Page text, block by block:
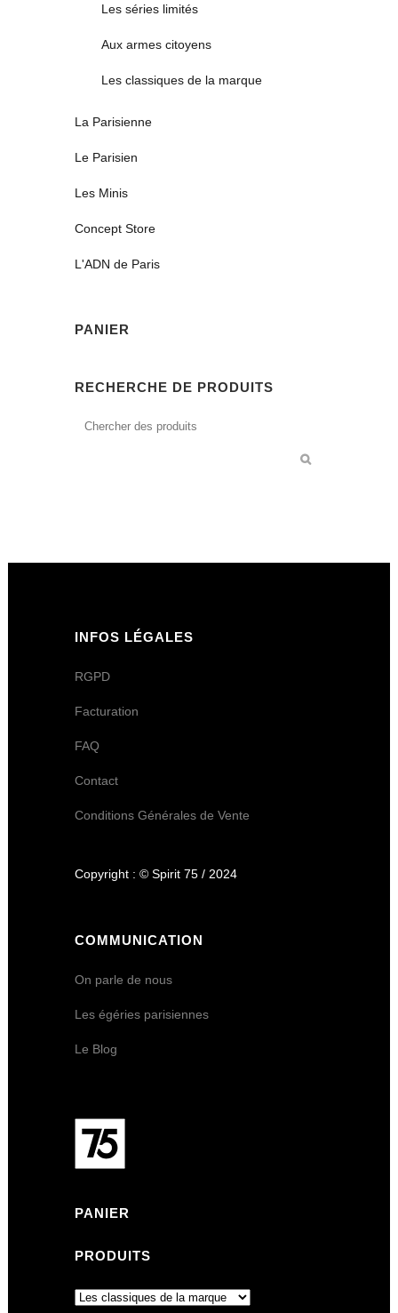
Les séries limités
Aux armes citoyens
Les classiques de la marque
La Parisienne
Le Parisien
Les Minis
Concept Store
L'ADN de Paris
PANIER
RECHERCHE DE PRODUITS
INFOS LÉGALES
RGPD
Facturation
FAQ
Contact
Conditions Générales de Vente
Copyright : © Spirit 75 / 2024
COMMUNICATION
On parle de nous
Les égéries parisiennes
Le Blog
PANIER
PRODUITS